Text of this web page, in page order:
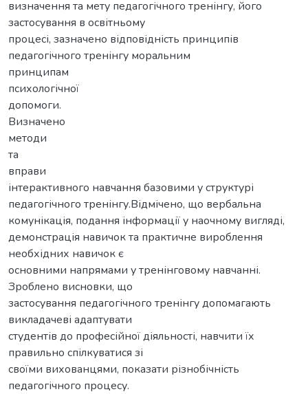
визначення та мету педагогічного тренінгу, його
застосування в освітньому
процесі, зазначено відповідність принципів
педагогічного тренінгу моральним
принципам
психологічної
допомоги.
Визначено
методи
та
вправи
інтерактивного навчання базовими у структурі
педагогічного тренінгу.Відмічено, що вербальна
комунікація, подання інформації у наочному вигляді,
демонстрація навичок та практичне вироблення
необхідних навичок є
основними напрямами у тренінговому навчанні.
Зроблено висновки, що
застосування педагогічного тренінгу допомагають
викладачеві адаптувати
студентів до професійної діяльності, навчити їх
правильно спілкуватися зі
своїми вихованцями, показати різнобічність
педагогічного процесу.